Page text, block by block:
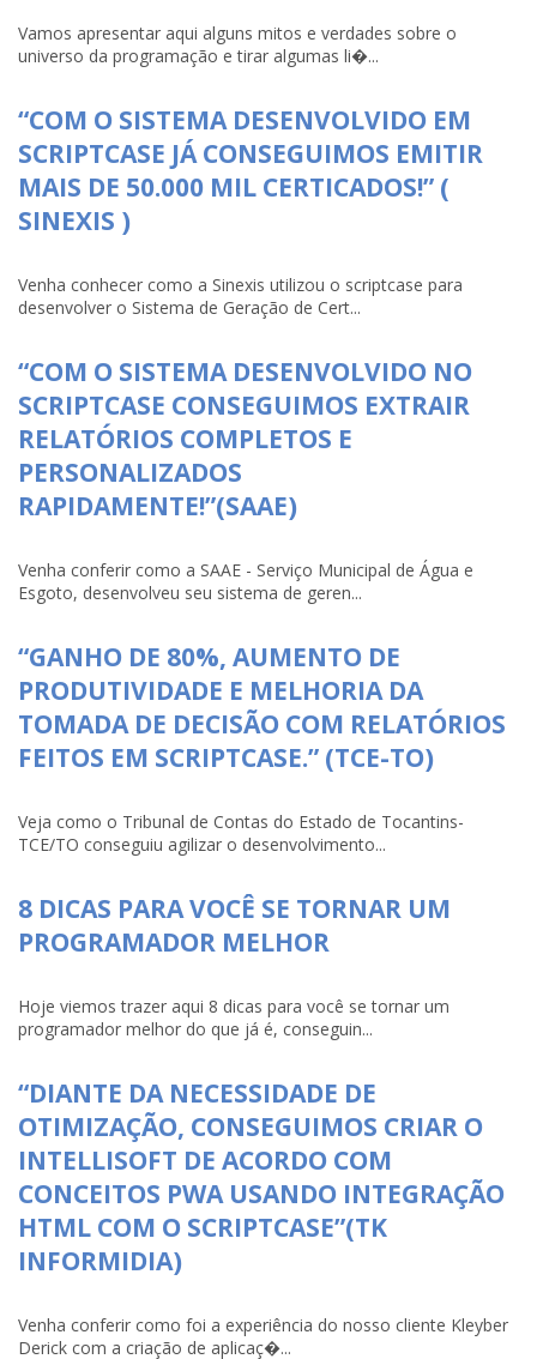
Vamos apresentar aqui alguns mitos e verdades sobre o
universo da programação e tirar algumas li�...
“COM O SISTEMA DESENVOLVIDO EM
SCRIPTCASE JÁ CONSEGUIMOS EMITIR
MAIS DE 50.000 MIL CERTICADOS!” (
SINEXIS )
Venha conhecer como a Sinexis utilizou o scriptcase para
desenvolver o Sistema de Geração de Cert...
“COM O SISTEMA DESENVOLVIDO NO
SCRIPTCASE CONSEGUIMOS EXTRAIR
RELATÓRIOS COMPLETOS E
PERSONALIZADOS
RAPIDAMENTE!”(SAAE)
Venha conferir como a SAAE - Serviço Municipal de Água e
Esgoto, desenvolveu seu sistema de geren...
“GANHO DE 80%, AUMENTO DE
PRODUTIVIDADE E MELHORIA DA
TOMADA DE DECISÃO COM RELATÓRIOS
FEITOS EM SCRIPTCASE.” (TCE-TO)
Veja como o Tribunal de Contas do Estado de Tocantins-
TCE/TO conseguiu agilizar o desenvolvimento...
8 DICAS PARA VOCÊ SE TORNAR UM
PROGRAMADOR MELHOR
Hoje viemos trazer aqui 8 dicas para você se tornar um
programador melhor do que já é, conseguin...
“DIANTE DA NECESSIDADE DE
OTIMIZAÇÃO, CONSEGUIMOS CRIAR O
INTELLISOFT DE ACORDO COM
CONCEITOS PWA USANDO INTEGRAÇÃO
HTML COM O SCRIPTCASE”(TK
INFORMIDIA)
Venha conferir como foi a experiência do nosso cliente Kleyber
Derick com a criação de aplicaç�...